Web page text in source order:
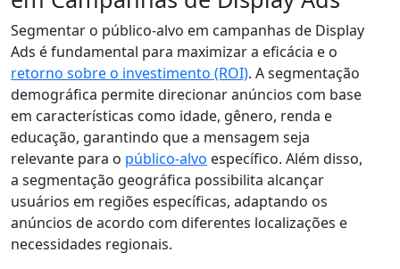
Segmentar o público-alvo em campanhas de Display
Ads é fundamental para maximizar a eficácia e o
retorno sobre o investimento (ROI). A segmentação
demográfica permite direcionar anúncios com base
em características como idade, gênero, renda e
educação, garantindo que a mensagem seja
relevante para o público-alvo específico. Além disso,
a segmentação geográfica possibilita alcançar
usuários em regiões específicas, adaptando os
anúncios de acordo com diferentes localizações e
necessidades regionais.